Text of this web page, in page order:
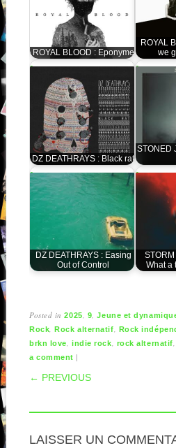
ROYAL BLOOD : Eponyme
ROYAL
we
DZ DEATHRAYS : Black rat
STONED
DZ DEATHRAYS : Easing
Out of Control
What a
Posted in2025, 9,Jeune et
Rock,Rock alternatif, Rock
brkn love,indie rock, rock alternatif,
a comment |
POST
← PREVIOUS
LAISSER UN